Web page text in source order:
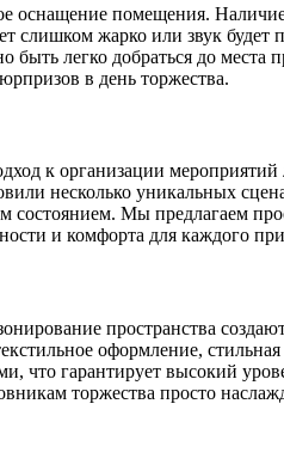
оснащение помещения. Наличие
слишком жарко или звук будет
легко добраться до места
в день торжества.
к организации
несколько уникальных
Мы предлагаем
и комфорта для каждого
пространства
оформление,
что гарантирует высокий
торжества просто